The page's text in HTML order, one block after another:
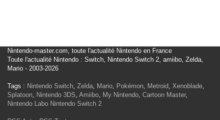
Nintendo-master.com, toute l'actualité Nintendo en France
Toute l'actualité Nintendo : Switch, Nintendo Switch 2, amiibo, Zelda,
Mario - 2003-2026
Tags : Nintendo Switch, Zelda, Mario, Pokémon, Metroid, Xenoblade,
Splatoon, Nintendo 3DS, Amiibo, My Nintendo, Cartoon Master,
Nintendo Labo Nintendo Switch 2